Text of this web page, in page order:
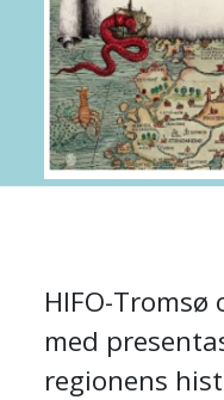
HIFO-
med
regionens